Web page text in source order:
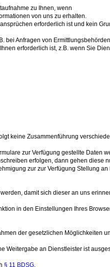
zu Ihnen, wenn
von uns zu erhalten.
erforderlich ist und kein
bei Anfragen von Ermittlungsbehörden
erforderlich ist, z.B. wenn Sie
keine Zusammenführung
zur Verfügung gestellte Daten
erfolgen, dann gehen
zur zur Verfügung Stellung
damit sich dieser an uns
in den Einstellungen Ihres
der gesetzlichen Möglichkeiten
Weitergabe an Dienstleister ist
§ 11 BDSG.